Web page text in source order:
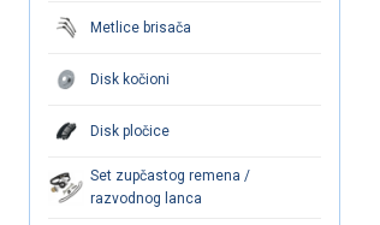
Metlice brisača
Disk kočioni
Disk pločice
Set zupčastog remena /
razvodnog lanca